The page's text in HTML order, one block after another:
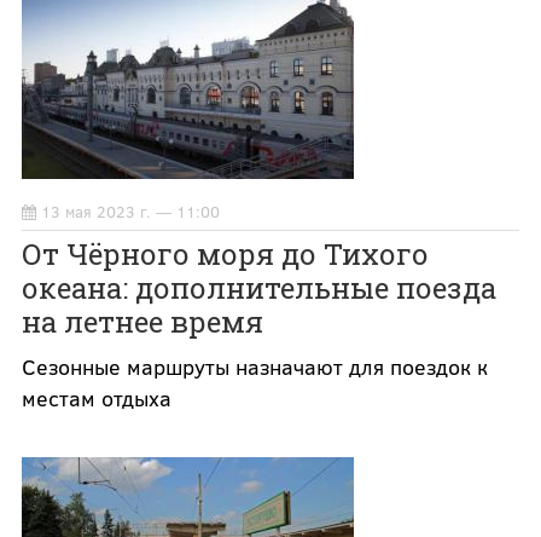
13 мая 2023 г. — 11:00
От Чёрного моря до Тихого
океана: дополнительные поезда
на летнее время
Сезонные маршруты назначают для поездок к
местам отдыха